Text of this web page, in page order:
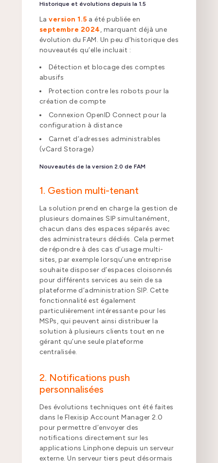
Historique et évolutions depuis la 1.5
Laversion 1.5 a été publiée en
septembre 2024, marquant déjà une
évolution du FAM. Un peu d’historique des
nouveautés qu’elle incluait :
Détection et blocage des comptes
abusifs
Protection contre les robots pour la
création de compte
Connexion OpenID Connect pour la
configuration à distance
Carnet d’adresses administrables
(vCard Storage)
Nouveautés de la version 2.0 de FAM
1. Gestion multi-tenant
La solution prend en charge la gestion de
plusieurs domaines SIP simultanément,
chacun dans des espaces séparés avec
des administrateurs dédiés. Cela permet
de répondre à des cas d’usage multi-
sites, par exemple lorsqu’une entreprise
souhaite disposer d’espaces cloisonnés
pour différents services au sein de sa
plateforme d’administration SIP. Cette
fonctionnalité est également
particulièrement intéressante pour les
MSPs, qui peuvent ainsi distribuer la
solution à plusieurs clients tout en ne
gérant qu’une seule plateforme
centralisée.
2. Notifications push
personnalisées
Des évolutions techniques ont été faites
dans le Flexisip Account Manager 2.0
pour permettre d’envoyer des
notifications directement sur les
applications Linphone depuis un serveur
externe. Un serveur tiers peut désormais